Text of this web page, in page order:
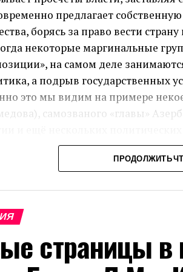
предлагает
борясь за право вести страну
некоторые маргинальные
на самом деле
а подрыв государственных
это мы видим на примере
самозваного «главы»
внятную программу и
он и его единомышленники
общество не только
всего курдского народа. Их
общество, посеять
и не политолог, поэтому
ПРОДОЛЖИТЬ
страницы в